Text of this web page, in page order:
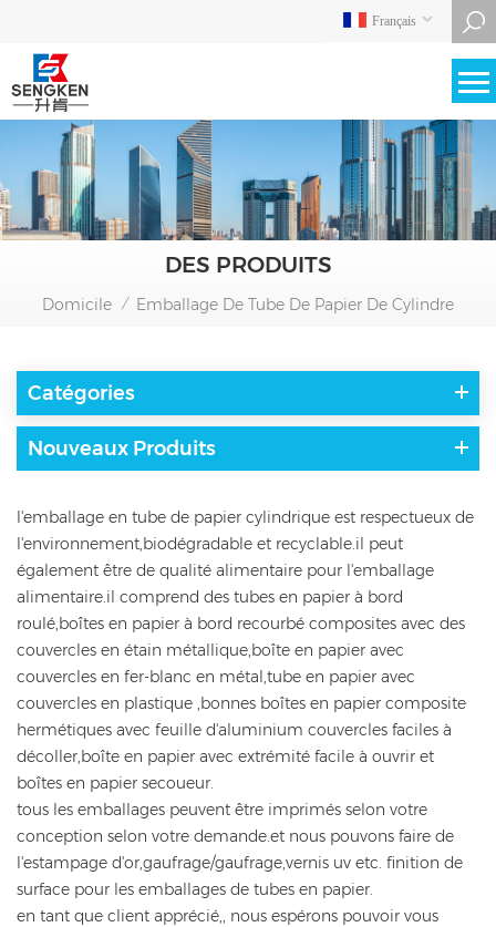
Français
DES PRODUITS
Domicile / Emballage De Tube De Papier De Cylindre
Catégories
Nouveaux Produits
l'emballage en tube de papier cylindrique est respectueux de
l'environnement,biodégradable et recyclable.il peut
également être de qualité alimentaire pour l'emballage
alimentaire.il comprend des tubes en papier à bord
roulé,boîtes en papier à bord recourbé composites avec des
couvercles en étain métallique,boîte en papier avec
couvercles en fer-blanc en métal,tube en papier avec
couvercles en plastique ,bonnes boîtes en papier composite
hermétiques avec feuille d'aluminium couvercles faciles à
décoller,boîte en papier avec extrémité facile à ouvrir et
boîtes en papier secoueur.
tous les emballages peuvent être imprimés selon votre
conception selon votre demande.et nous pouvons faire de
l'estampage d'or,gaufrage/gaufrage,vernis uv etc. finition de
surface pour les emballages de tubes en papier.
en tant que client apprécié,, nous espérons pouvoir vous